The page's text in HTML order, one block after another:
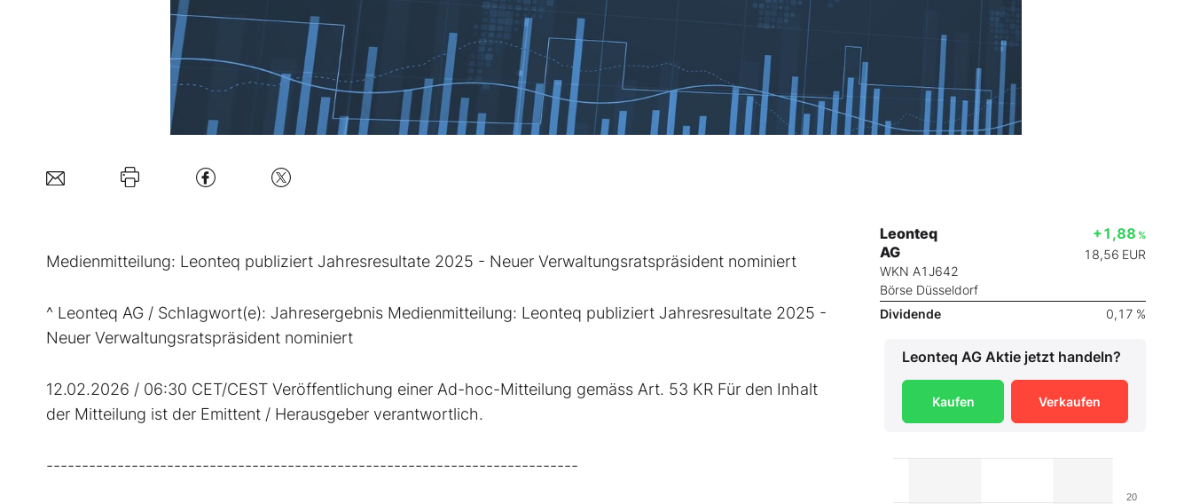
Medienmitteilung: Leonteq publiziert Jahresresultate 2025 - Neuer Verwaltungsratspräsident nominiert
^ Leonteq AG / Schlagwort(e): Jahresergebnis Medienmitteilung: Leonteq publiziert Jahresresultate 2025 -
Neuer Verwaltungsratspräsident nominiert
12.02.2026 / 06:30 CET/CEST Veröffentlichung einer Ad-hoc-Mitteilung gemäss Art. 53 KR Für den Inhalt
der Mitteilung ist der Emittent / Herausgeber verantwortlich.
---------------------------------------------------------------------------
Leonteq
AG
WKN A1J642
Börse Düsseldorf
+1,88 %
18,56 EUR
Dividende 0,17 %
Leonteq AG Aktie jetzt handeln?
Kaufen Verkaufen
20